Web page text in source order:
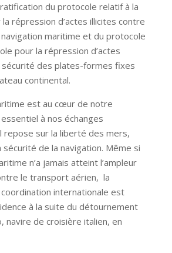
du protocole relatif à la
répression d’actes illicites contre
maritime et du protocole
pour la répression d’actes
sécurité des plates-formes fixes
continental.
est au cœur de notre
à nos échanges
repose sur la liberté des mers,
sécurité de la navigation. Même si
n’a jamais atteint l’ampleur
le transport aérien, la
coordination internationale est
à la suite du détournement
navire de croisière italien, en